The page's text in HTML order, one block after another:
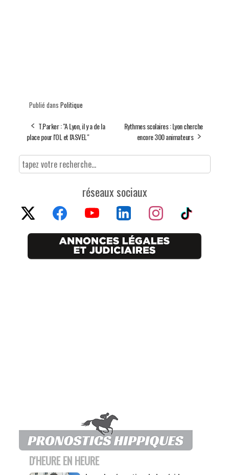
Publié dans Politique
T.Parker : "A Lyon, il y a de la
place pour l'OL et l'ASVEL"
Rythmes scolaires : Lyon cherche
encore 300 animateurs
réseaux sociaux
D'HEURE EN HEURE